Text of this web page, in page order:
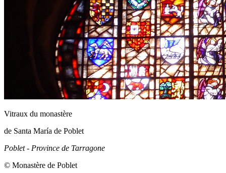
Vitraux du monastère
de Santa María de Poblet
Poblet - Province de Tarragone
© Monastère de Poblet